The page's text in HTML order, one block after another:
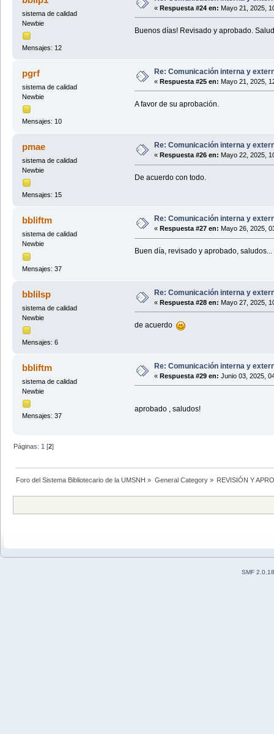
sistema de calidad
Newbie
Mensajes: 12
« Respuesta #24 en: Mayo 21, 2025,
Buenos días! Revisado y aprobado.
pgrf
sistema de calidad
Newbie
Mensajes: 10
Re: Comunicación interna y
« Respuesta #25 en: Mayo 21, 2025,
A favor de su aprobación.
pmae
sistema de calidad
Newbie
Mensajes: 15
Re: Comunicación interna y
« Respuesta #26 en: Mayo 22, 2025,
De acuerdo con todo.
bbliftm
sistema de calidad
Newbie
Mensajes: 37
Re: Comunicación interna y
« Respuesta #27 en: Mayo 26, 2025,
Buen día, revisado y aprobado, saludos...
bblilsp
sistema de calidad
Newbie
Mensajes: 6
Re: Comunicación interna y
« Respuesta #28 en: Mayo 27, 2025,
de acuerdo
bbliftm
sistema de calidad
Newbie
Mensajes: 37
Re: Comunicación interna y
« Respuesta #29 en: Junio 03, 2025,
aprobado , saludos!
Páginas: 1 [2]
Foro del Sistema Bibliotecario de la UMSNH » General Category» REVISIÓN Y
SMF 2.0.18